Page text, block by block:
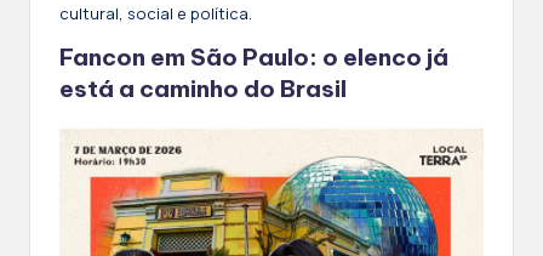
cultural, social e política.
Fancon em São Paulo: o elenco já
está a caminho do Brasil